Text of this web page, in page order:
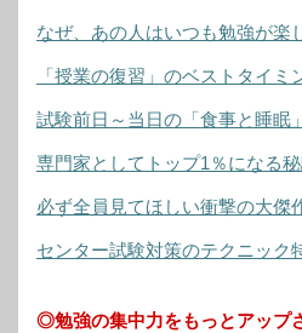
なぜ、あの人はいつも勉強が楽
「授業の復習」のベストタイミ
試験前日～当日の「食事と睡眠
専門家としてトップ1％になる
必ず全員見てほしい衝撃の大傑
センター試験対策のテクニック
◎勉強の集中力をもっとアップ